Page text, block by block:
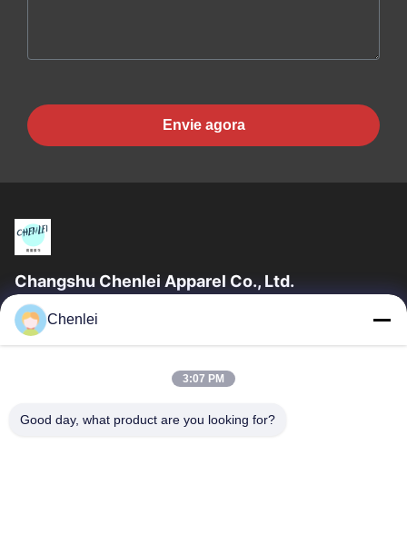
Envie agora
Changshu Chenlei Apparel Co., Ltd.
CHANGSHU CHENLEI APPAREL CO., LTD Nossa fábrica foi
estabelecida em 2011, localizada na cidade de Suzhou,
Casa
Produtos
Chenlei
3:07 PM
Good day, what product are you looking for?